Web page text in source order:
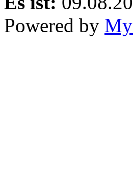
Powered by